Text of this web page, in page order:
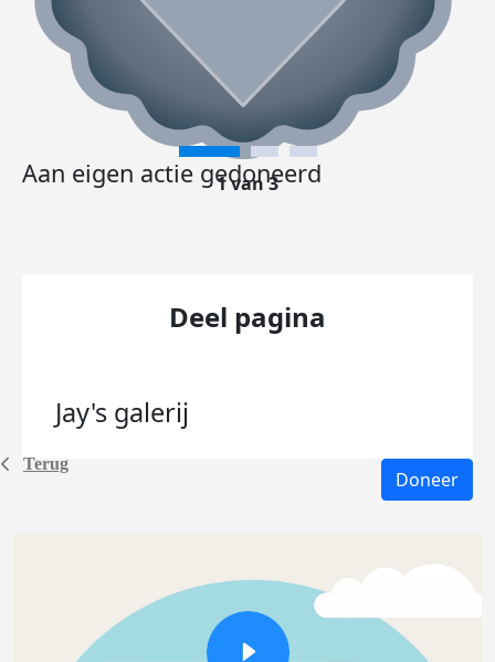
Terug
Aan eigen actie gedoneerd
1 van 3
Deel pagina
Jay's galerij
Doneer